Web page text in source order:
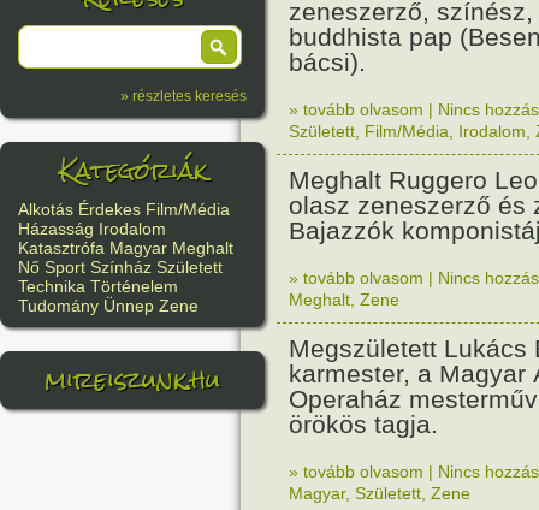
» részletes keresés
Kategóriák
Alkotás Érdekes Film/Média
Házasság Irodalom
Katasztrófa Magyar Meghalt
Nő Sport Színház Született
Technika Történelem
Tudomány Ünnep Zene
mireiszunk.hu
zeneszerző,
buddhista pap
bácsi).
» tovább olvasom | Nincs
Született Film/Média Irodalom
Meghalt Ruggero
olasz zeneszerző és
Bajazzók
» tovább olvasom | Nincs
Meghalt Zene
Megszületett Lukács
karmester, a Magyar
Operaház
örökös tagja.
» tovább olvasom | Nincs
Magyar, Született Zene